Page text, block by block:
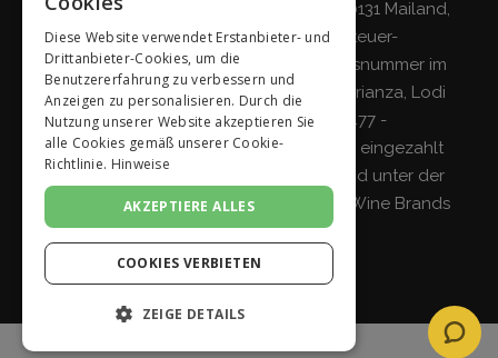
Giordano Vini S.p.A. Viale Abruzzi 94, 20131 Mailand,
Italien - Steuernummer, Umsatzsteuer-
Identifikationsnummer und Eintragungsnummer im
Handelsregister von Mailand, Monza-Brianza, Lodi
04642870960 - R.E.A. MI-2564477 -
Gesellschaftskapital 500.000 Euro voll eingezahlt
Gesellschaft mit einzigem Teilhaber und unter der
Leitung und Koordinierung von
Italian Wine Brands
S.p.A.
Diese Website verwendet Erstanbieter- und
Drittanbieter-Cookies, um die
Benutzererfahrung zu verbessern und
Anzeigen zu personalisieren. Durch die
Nutzung unserer Website akzeptieren Sie
alle Cookies gemäß unserer Cookie-
Richtlinie. Hinweise
AKZEPTIERE ALLES
COOKIES VERBIETEN
ZEIGE DETAILS